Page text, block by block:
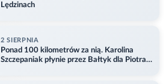
Lędzinach
2 SIERPNIA
Ponad 100 kilometrów za nią. Karolina
Szczepaniak płynie przez Bałtyk dla Piotra.